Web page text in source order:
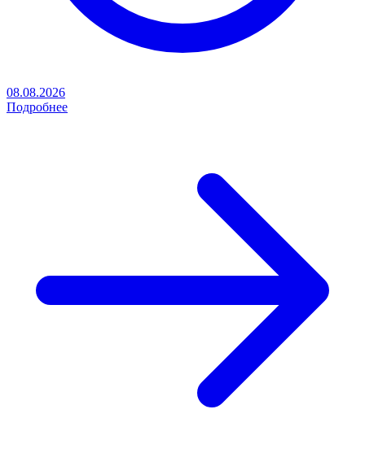
08.08.2026
Подробнее